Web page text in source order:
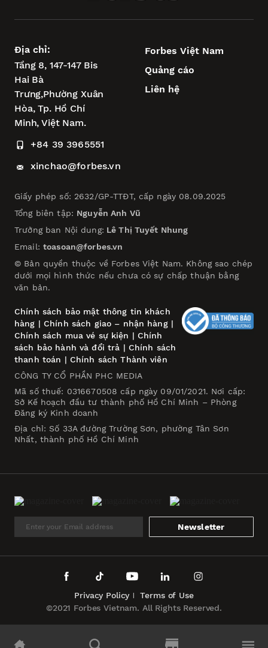
Địa chỉ:
Tầng 8, 147-147 Bis
Hai Bà
Trưng,Phường Xuân
Hòa,Tp. Hồ Chí
Minh, Việt Nam.
+84 39 3965551
xinchao@forbes.vn
Forbes Việt Nam
Quảng cáo
Liên hệ
Giấy phép số: 2632/GP-TTĐT, cấp ngày 08.09.2025
Tổng biên tập: Nguyễn Anh Vũ
Trưởng ban Nội dung: Lê Thị Tuyết Nhung
Email: toasoan@forbes.vn
© Bản quyền thuộc về Forbes Việt Nam. Không sao chép
dưới mọi hình thức nếu chưa có sự chấp thuận bằng
văn bản.
Chính sách bảo mật thông tin khách
hàng | Chính sách giao – nhận hàng|
Chính sách mua vé sự kiện | Chính
sách bảo hành và đổi trả | Chính sách
thanh toán | Chính sách Thành viên
CÔNG TY CỔ PHẦN PHC MEDIA
Mã số thuế: 0316670508 cấp ngày 09/01/2021. Nơi cấp:
Sở Kế hoạch đầu tư thành phố Hồ Chí Minh – Phòng
Đăng ký Kinh doanh
Địa chỉ: Số 33A đường Trường Sơn, phường Tân Sơn
Nhất, thành phố Hồ Chí Minh
Newsletter
©2021 Forbes Vietnam. All Rights Reserved.
Privacy Policy Terms of Use